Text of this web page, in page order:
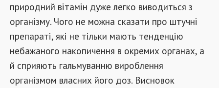
природний вітамін дуже легко виводиться з
організму. Чого не можна сказати про штучні
препараті, які не тільки мають тенденцію
небажаного накопичення в окремих органах, а
й сприяють гальмуванню вироблення
організмом власних його доз. Висновок